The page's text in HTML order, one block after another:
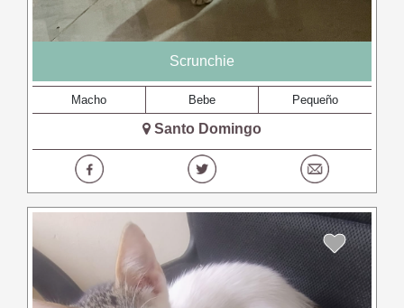
Scrunchie
Macho Bebe Pequeño
Santo Domingo